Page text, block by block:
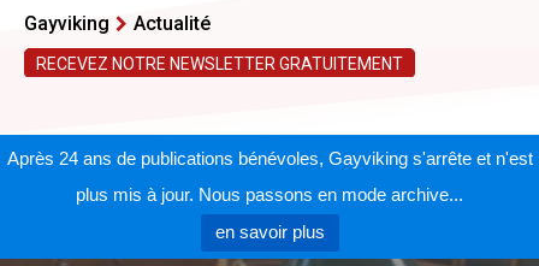
Gayviking Actualité
RECEVEZ NOTRE NEWSLETTER GRATUITEMENT